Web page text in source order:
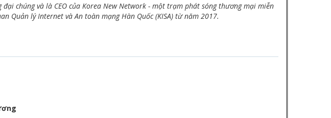
chúng và là CEO của Korea New Network - một trạm phát sóng thương mại miễn
Quản lý Internet và An toàn mạng Hàn Quốc (KISA) từ năm 2017.